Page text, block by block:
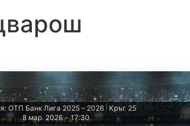
ОТП Банк Лига 2025 – 2026
Кръг 25
8 мар. 2026 - 17:30